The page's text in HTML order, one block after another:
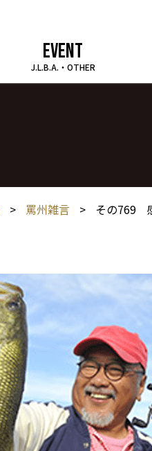
EVENT
J.L.B.A.・OTHER
> 罵州雑言 > その769